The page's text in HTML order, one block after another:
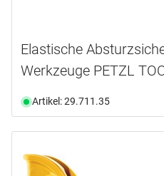
Elastische
Werkzeuge PETZL
Artikel: 29.711.35